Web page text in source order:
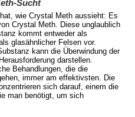
Sucht
wie Crystal Meth aussieht: Es
Crystal Meth. Diese unglaublich
kommt entweder als
glasähnlicher Felsen vor.
kann die Überwindung der
darstellen.
Behandlungen, die die
immer am effektivsten. Die
sich darauf, einem die
man benötigt, um sich